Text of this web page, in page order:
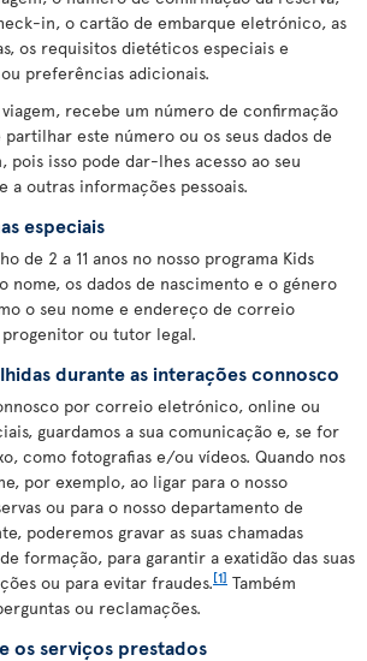
in, o cartão de embarque eletrónico, as
os requisitos dietéticos especiais e
preferências adicionais.
recebe um número de confirmação
partilhar este número ou os seus dados de
pois isso pode dar-lhes acesso ao seu
a outras informações pessoais.
especiais
de 2 a 11 anos no nosso programa Kids
nome, os dados de nascimento e o género
o seu nome e endereço de correio
ou tutor legal.
durante as interações connosco
por correio eletrónico, online ou
guardamos a sua comunicação e, se for
como fotografias e/ou vídeos. Quando nos
por exemplo, ao ligar para o nosso
ou para o nosso departamento de
poderemos gravar as suas chamadas
formação, para garantir a exatidão das suas
ou para evitar fraudes.[1] Também
ou reclamações.
os serviços prestados